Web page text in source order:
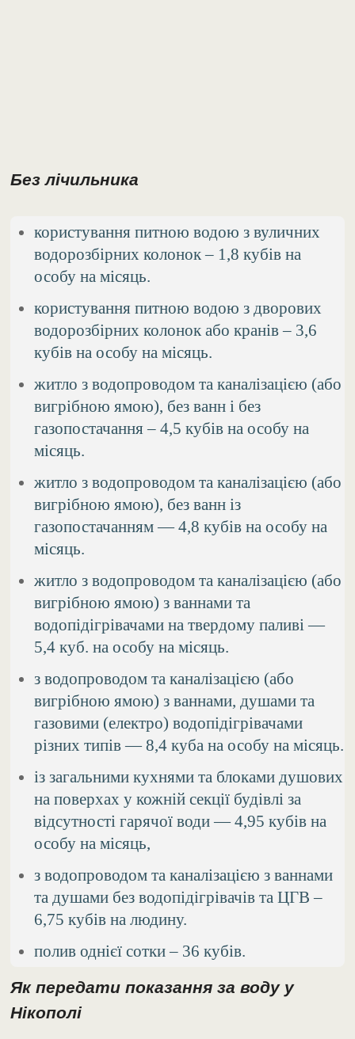
Без лічильника
користування питною водою з вуличних
водорозбірних колонок – 1,8 кубів на
особу на місяць.
користування питною водою з дворових
водорозбірних колонок або кранів – 3,6
кубів на особу на місяць.
житло з водопроводом та каналізацією (або
вигрібною ямою), без ванн і без
газопостачання – 4,5 кубів на особу на
місяць.
житло з водопроводом та каналізацією (або
вигрібною ямою), без ванн із
газопостачанням — 4,8 кубів на особу на
місяць.
житло з водопроводом та каналізацією (або
вигрібною ямою) з ваннами та
водопідігрівачами на твердому паливі —
5,4 куб. на особу на місяць.
з водопроводом та каналізацією (або
вигрібною ямою) з ваннами, душами та
газовими (електро) водопідігрівачами
різних типів — 8,4 куба на особу на місяць.
із загальними кухнями та блоками душових
на поверхах у кожній секції будівлі за
відсутності гарячої води — 4,95 кубів на
особу на місяць,
з водопроводом та каналізацією з ваннами
та душами без водопідігрівачів та ЦГВ –
6,75 кубів на людину.
полив однієї сотки – 36 кубів.
Як передати показання за воду у
Нікополі